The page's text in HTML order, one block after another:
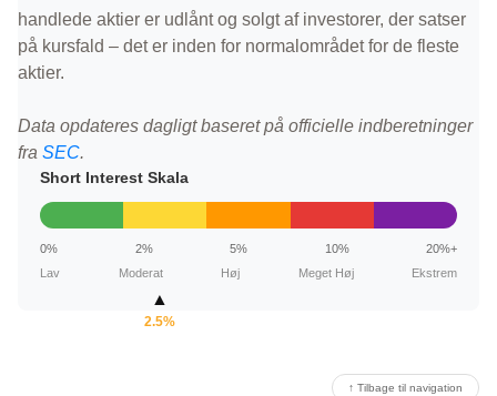
handlede aktier er udlånt og solgt af investorer, der satser
på kursfald – det er inden for normalområdet for de fleste
aktier.
Data opdateres dagligt baseret på officielle indberetninger
fra SEC.
Short Interest Skala
0% 2% 5% 10%
20%+
Lav
Moderat Høj Meget Høj Ekstrem
▲
2.5%
↑ Tilbage til navigation